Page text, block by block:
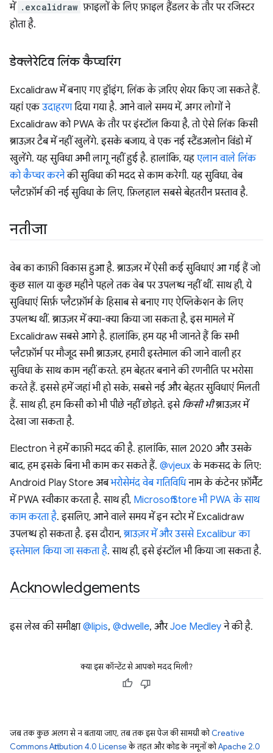
में .excalidraw फ़ाइलों के लिए फ़ाइल हैंडलर के तौर पर रजिस्टर
होता है.
डेक्लेरेटिव लिंक कैप्चरिंग
Excalidraw में बनाए गए ड्रॉइंग, लिंक के ज़रिए शेयर किए जा सकते हैं.
यहां एकउदाहरणदिया गया है. आने वाले समय में, अगर लोगों ने
Excalidraw को PWA के तौर पर इंस्टॉल किया है, तो ऐसे लिंक किसी
ब्राउज़र टैब में नहीं खुलेंगे. इसके बजाय, वे एक नई स्टैंडअलोन विंडो में
खुलेंगे. यह सुविधा अभी लागू नहीं हुई है. हालांकि, यह एलान वाले लिंक
को कैप्चर करनेकी सुविधा की मदद से काम करेगी. यह सुविधा, वेब
प्लैटफ़ॉर्म की नई सुविधा के लिए, फ़िलहाल सबसे बेहतरीन प्रस्ताव है.
नतीजा
वेब का काफ़ी विकास हुआ है. ब्राउज़र में ऐसी कई सुविधाएं आ गई हैं जो
कुछ साल या कुछ महीने पहले तक वेब पर उपलब्ध नहीं थीं. साथ ही, ये
सुविधाएं सिर्फ़ प्लैटफ़ॉर्म के हिसाब से बनाए गए ऐप्लिकेशन के लिए
उपलब्ध थीं. ब्राउज़र में क्या-क्या किया जा सकता है, इस मामले में
Excalidraw सबसे आगे है. हालांकि, हम यह भी जानते हैं कि सभी
प्लैटफ़ॉर्म पर मौजूद सभी ब्राउज़र, हमारी इस्तेमाल की जाने वाली हर
सुविधा के साथ काम नहीं करते. हम बेहतर बनाने की रणनीति पर भरोसा
करते हैं. इससे हमें जहां भी हो सके, सबसे नई और बेहतर सुविधाएं मिलती
हैं. साथ ही, हम किसी को भी पीछे नहीं छोड़ते. इसे किसी भीब्राउज़र में
देखा जा सकता है.
Electron ने हमें काफ़ी मदद की है. हालांकि, साल 2020 और उसके
बाद, हम इसके बिना भी काम कर सकते हैं. @vjeuxके मकसद के लिए:
Android Play Store अबभरोसेमंद वेब गतिविधिनाम के कंटेनर फ़ॉर्मैट
में PWA स्वीकार करता है. साथ ही, Microsoft Store भी PWA के साथ
काम करता है. इसलिए, आने वाले समय में इन स्टोर में Excalidraw
उपलब्ध हो सकता है. इस दौरान, ब्राउज़र में और उससे Excalibur का
इस्तेमाल किया जा सकता है. साथ ही, इसे इंस्टॉल भी किया जा सकता है.
Acknowledgements
इस लेख की समीक्षा@lipis, @dwelle, औरJoe Medley ने की है.
क्या इस कॉन्टेंट से आपको मदद मिली?
जब तक कुछ अलग से न बताया जाए, तब तक इस पेज की सामग्री कोCreative
Commons Attribution 4.0 Licenseके तहत और कोड के नमूनों कोApache 2.0